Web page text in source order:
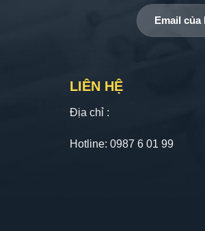
LIÊN HỆ
Địa chỉ :
Hotline: 0987 6 01 99